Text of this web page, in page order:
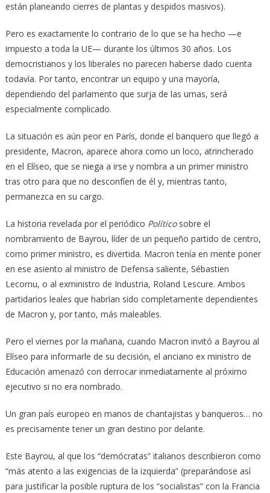
están planeando cierres de plantas y despidos masivos).
Pero es exactamente lo contrario de lo que se ha hecho —e
impuesto a toda la UE— durante los últimos 30 años. Los
democristianos y los liberales no parecen haberse dado cuenta
todavía. Por tanto, encontrar un equipo y una mayoría,
dependiendo del parlamento que surja de las urnas, será
especialmente complicado.
La situación es aún peor en París, donde el banquero que llegó a
presidente, Macron, aparece ahora como un loco, atrincherado
en el Elíseo, que se niega a irse y nombra a un primer ministro
tras otro para que no desconfíen de él y, mientras tanto,
permanezca en su cargo.
La historia revelada por el periódico Políticosobre el
nombramiento de Bayrou, líder de un pequeño partido de centro,
como primer ministro, es divertida. Macron tenía en mente poner
en ese asiento al ministro de Defensa saliente, Sébastien
Lecornu, o al exministro de Industria, Roland Lescure. Ambos
partidarios leales que habrían sido completamente dependientes
de Macron y, por tanto, más maleables.
Pero el viernes por la mañana, cuando Macron invitó a Bayrou al
Elíseo para informarle de su decisión, el anciano ex ministro de
Educación amenazó con derrocar inmediatamente al próximo
ejecutivo si no era nombrado.
Un gran país europeo en manos de chantajistas y banqueros… no
es precisamente tener un gran destino por delante.
Este Bayrou, al que los “demócratas” italianos describieron como
“más atento a las exigencias de la izquierda” (preparándose así
para justificar la posible ruptura de los “socialistas” con la Francia